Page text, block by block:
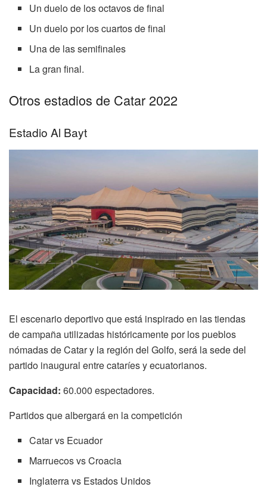
Un duelo de los octavos de final
Un duelo por los cuartos de final
Una de las semifinales
La gran final.
Otros estadios de Catar 2022
Estadio Al Bayt
El escenario deportivo que está inspirado en las tiendas
de campaña utilizadas históricamente por los pueblos
nómadas de Catar y la región del Golfo, será la sede del
partido inaugural entre cataríes y ecuatorianos.
Capacidad: 60.000 espectadores.
Partidos que albergará en la competición
Catar vs Ecuador
Marruecos vs Croacia
Inglaterra vs Estados Unidos